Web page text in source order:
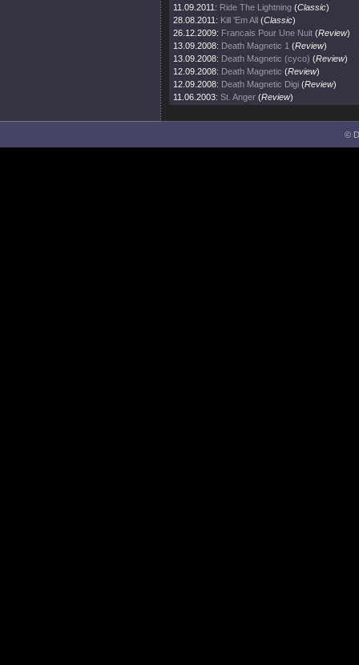
11.09.2011: Ride The Lightning (Classic)
28.08.2011: Kill 'Em All (Classic)
26.12.2009: Francais Pour Une Nuit (Review)
13.09.2008: Death Magnetic 1 (Review)
13.09.2008: Death Magnetic (cyco) (Review)
12.09.2008: Death Magnetic (Review)
12.09.2008: Death Magnetic Digi (Review)
11.06.2003: St. Anger (Review)
©